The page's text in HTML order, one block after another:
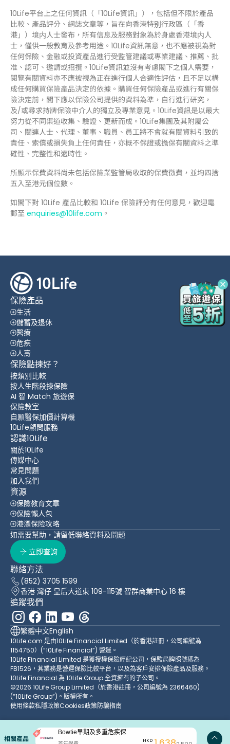
10Life平台上之任何資訊（「10Life資訊」），包括但不限於產品
比較、產品評分、網誌文章等，旨在向香港特别行政區（「香
港」）境内人士發布，所有信息及服務對象為於身處香港境内人
士，僅供一般教育及參考用途。10Life資訊無意，也不應被視為對
任何保險、金融或投資產品進行受監管建議或專業建議、推薦、批
准、認可、邀請或招攬。10Life資訊並沒有考慮閣下之個人需要，
閱覽有關資料亦不應被視為正在進行個人合適性評估，且不足以構
成任何購買保險產品決定的依據。購買任何保險產品或進行有關保
險決定前，閣下應以保險公司提供的資料為準，自行進行研究，
及/或尋求持牌保險中介人的獨立及專業意見。10Life資訊是以最大
努力從不同渠道收集、驗證、更新而成。10Life集團及其附屬公
司、關連人士、代理、董事、職員、員工將不會就有關資料引致的
責任、索償或損失負上任何責任，亦概不保證或擔保有關資料之準
確性、完整性和適時性。
所顯示保費資料尚未包括保險業監管局收取的保費徵費，並均四捨
五入至港元個位數。
如閣下對 10Life 產品比較和 10Life 保險評分有任何意見，歡迎電
郵至 enquiries@10life.com 。
相關產品
Bowtie早期及多重危疾保
HKD
保險產品
生活
儲蓄及退休
醫療
危疾
人壽
保險點揀好？
按類別比較
按人生階段揀保險
AI 智 Match 旅遊保
保險教室
自願醫保加價計算機
10Life顧問服務
認識10Life
關於10Life
傳媒中心
常見問題
加入我們
資源
保險教育文章
保險懶人包
港漂保险攻略
如需要幫助，請留低聯絡資料及問題
立即查詢
聯絡方法
(852) 3705 1599
香港 灣仔 皇后大道東 109-115號 智群商業中心 16 樓
追蹤我們
繁體中文English
10Life.com 是由10Life Financial Limited（於香港註冊，公司編號為
1154750）(“10Life Financial”) 營運。
10Life Financial Limited 是獲授權保險經紀公司，保監局牌照號碼為
FB1526，其業務是營運保險比較平台，以及為客戶安排保險產品及服務。
10Life Financial 為 10Life Group 全資擁有的子公司。
©2026 10Life Group Limited（於香港註冊，公司編號為 2366460)
(“10Life Group”)。版權所有。
使用條款私隱政策Cookies政策防騙指南